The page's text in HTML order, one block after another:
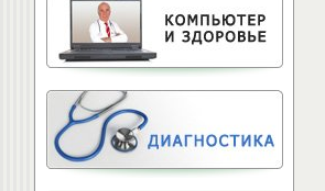
Лечение баней
Офисный фитнес
Народная медицина
Тест для позвоночника
Питание для позвоночника
Витамины для
позвоночника